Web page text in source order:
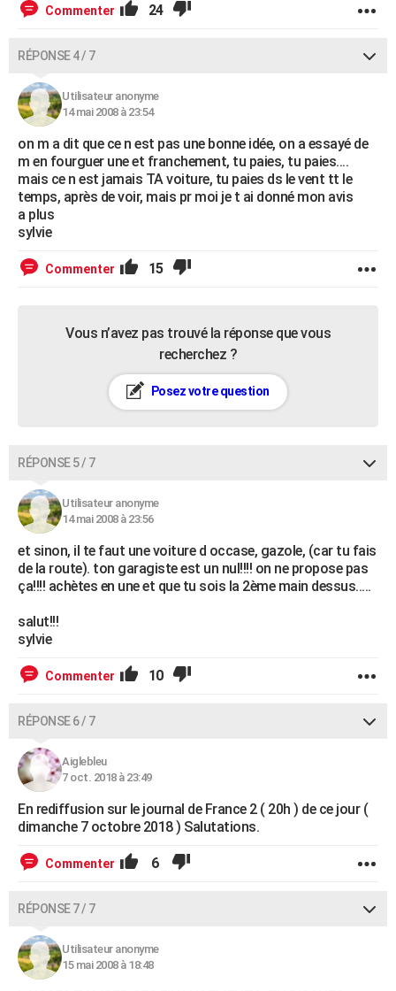
Commenter 24
RÉPONSE 4 / 7
Utilisateur anonyme
14 mai 2008 à 23:54
on m a dit que ce n est pas une bonne idée, on a essayé de
m en fourguer une et franchement, tu paies, tu paies....
mais ce n est jamais TA voiture, tu paies ds le vent tt le
temps, après de voir, mais pr moi je t ai donné mon avis
a plus
sylvie
Commenter 15
Vous n’avez pas trouvé la réponse que vous
recherchez ?
Posez votre question
RÉPONSE 5 / 7
Utilisateur anonyme
14 mai 2008 à 23:56
et sinon, il te faut une voiture d occase, gazole, (car tu fais
de la route). ton garagiste est un nul!!!! on ne propose pas
ça!!!! achètes en une et que tu sois la 2ème main dessus.....
salut!!!
sylvie
Commenter 10
RÉPONSE 6 / 7
Aiglebleu
7 oct. 2018 à 23:49
En rediffusion sur le journal de France 2 ( 20h ) de ce jour (
dimanche 7 octobre 2018 ) Salutations.
Commenter 6
RÉPONSE 7 / 7
Utilisateur anonyme
15 mai 2008 à 18:48